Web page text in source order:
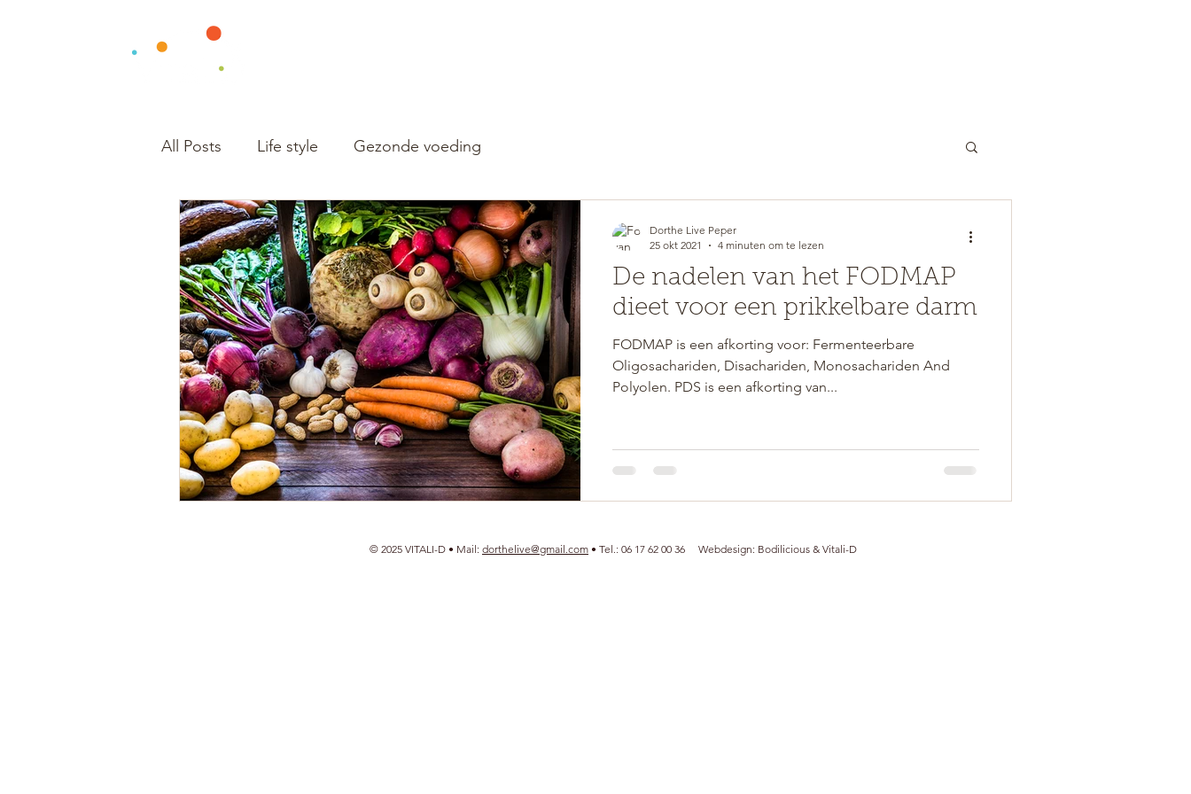
All Posts Life style Gezonde voeding
De nadelen van het FODMAP
dieet voor een prikkelbare darm
FODMAP is een afkorting voor: Fermenteerbare
Oligosachariden, Disachariden, Monosachariden And
Polyolen. PDS is een afkorting van...
Dorthe Live Peper
25 okt 2021
4 minuten om te lezen
© 2025 VITALI-D • Mail: dorthelive@gmail.com • Tel.: 06 17 62 00 36‬ Webdesign: Bodilicious & Vitali-D